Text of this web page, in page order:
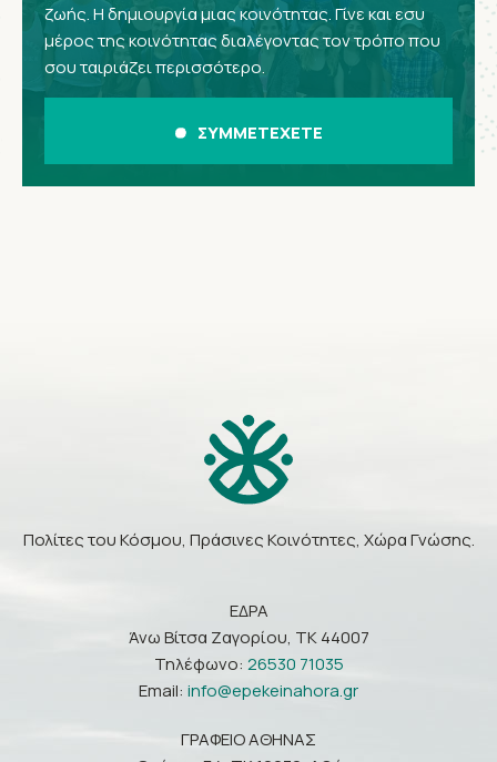
ζωής. Η δημιουργία μιας κοινότητας. Γίνε και εσυ
μέρος της κοινότητας διαλέγοντας τον τρόπο που
σου ταιριάζει περισσότερο.
ΣΥΜΜΕΤΕΧΕΤΕ
Πολίτες του Κόσμου, Πράσινες Κοινότητες, Χώρα Γνώσης.
ΕΔΡΑ
Άνω Βίτσα Ζαγορίου, ΤΚ 44007
Τηλέφωνο: 26530 71035
Email: info@epekeinahora.gr
ΓΡΑΦΕΙΟ ΑΘΗΝΑΣ